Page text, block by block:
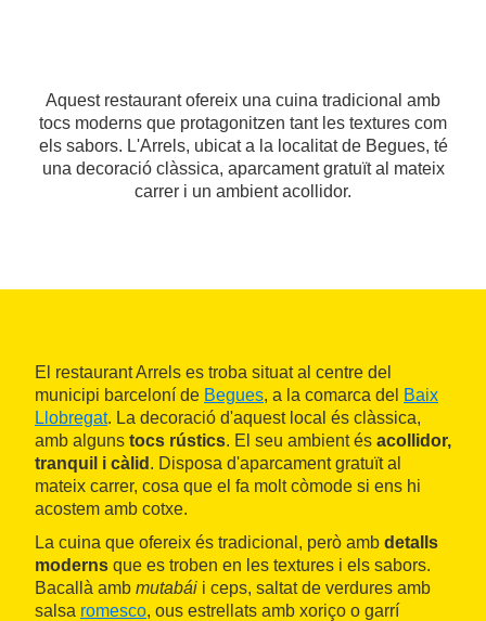
Aquest restaurant ofereix una cuina tradicional amb
tocs moderns que protagonitzen tant les textures com
els sabors. L'Arrels, ubicat a la localitat de Begues, té
una decoració clàssica, aparcament gratuït al mateix
carrer i un ambient acollidor.
El restaurant Arrels es troba situat al centre del
municipi barceloní de Begues, a la comarca del Baix
Llobregat. La decoració d'aquest local és clàssica,
amb alguns tocs rústics. El seu ambient és acollidor,
tranquil i càlid . Disposa d'aparcament gratuït al
mateix carrer, cosa que el fa molt còmode si ens hi
acostem amb cotxe.
La cuina que ofereix és tradicional, però amb detalls
moderns que es troben en les textures i els sabors.
Bacallà amb mutabái i ceps, saltat de verdures amb
salsa romesco, ous estrellats amb xoriço o garrí